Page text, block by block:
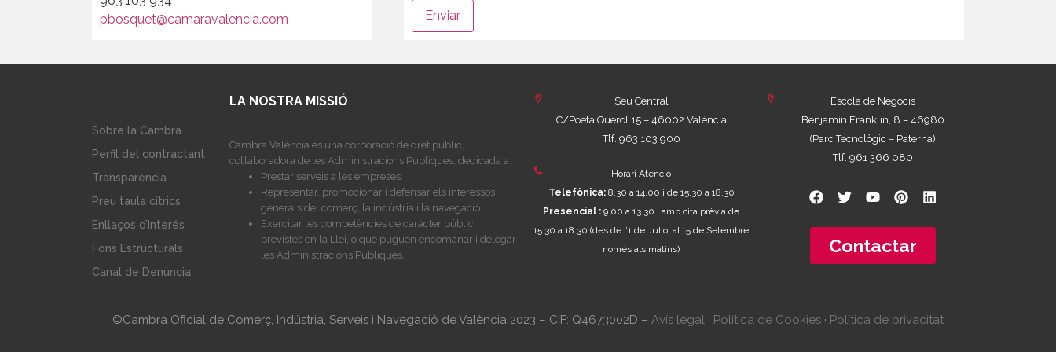
pbosquet@camaravalencia.com
Sobre la Cambra
Perfil del contractant
Transparència
Preu taula cítrics
Enllaços d’Interés
Fons Estructurals
Canal de Denúncia
LA NOSTRA MISSIÓ
Cambra València és una corporació de dret públic,
col·laboradora de les Administracions Públiques, dedicada a:
Prestar serveis a les empreses.
Representar, promocionar i defensar els interessos
generals del comerç, la indústria i la navegació.
Exercitar les competències de caràcter públic
previstes en la Llei, o que puguen encomanar i delegar
les Administracions Públiques.
Seu Central
C/Poeta Querol 15 – 46002 València
Tlf. 963 103 900
Horari Atenció
Telefònica:8.30 a 14.00 i de 15.30 a 18.30
Presencial : 9.00 a 13.30 i amb cita prèvia de
15.30 a 18.30(des de l’1 de Juliol al 15 de Setembre
només als matins)
Escola de Negocis
Benjamín Franklin, 8 – 46980
(Parc Tecnològic – Paterna)
Tlf. 961 366 080
Contactar
©Cambra Oficial de Comerç, Indústria, Serveis i Navegació de València 2023 – CIF: Q4673002D – Avís legal · Política de Cookies · Política de privacitat